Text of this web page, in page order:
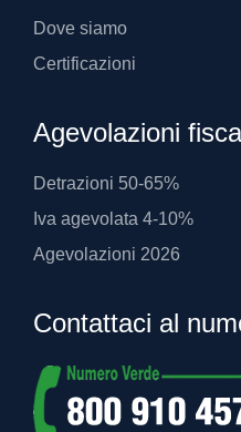
Dove siamo
Certificazioni
Agevolazioni
Detrazioni 50-65%
Iva agevolata 4-10%
Agevolazioni 2026
Contattaci al